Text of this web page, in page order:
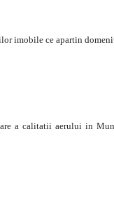
imobile ce apartin
a calitatii aerului in